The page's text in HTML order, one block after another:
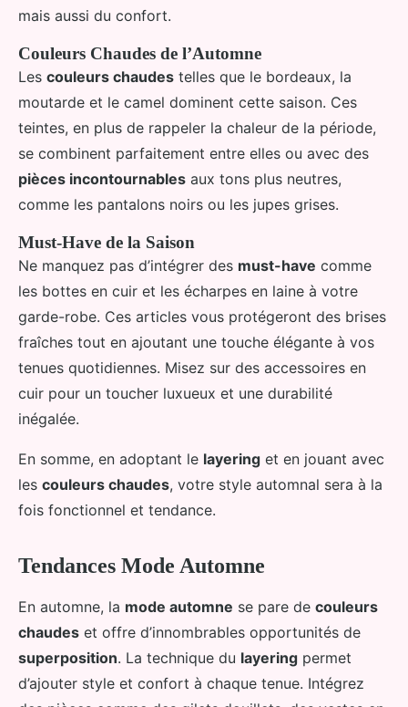
mais aussi du confort.
Couleurs Chaudes de l’Automne
Les couleurs chaudes telles que le bordeaux, la
moutarde et le camel dominent cette saison. Ces
teintes, en plus de rappeler la chaleur de la période,
se combinent parfaitement entre elles ou avec des
pièces incontournables aux tons plus neutres,
comme les pantalons noirs ou les jupes grises.
Must-Have de la Saison
Ne manquez pas d’intégrer des must-have comme
les bottes en cuir et les écharpes en laine à votre
garde-robe. Ces articles vous protégeront des brises
fraîches tout en ajoutant une touche élégante à vos
tenues quotidiennes. Misez sur des accessoires en
cuir pour un toucher luxueux et une durabilité
inégalée.
En somme, en adoptant le layering et en jouant avec
les couleurs chaudes, votre style automnal sera à la
fois fonctionnel et tendance.
Tendances Mode Automne
En automne, la mode automne se pare de couleurs
chaudes et offre d’innombrables opportunités de
superposition. La technique du layering permet
d’ajouter style et confort à chaque tenue. Intégrez